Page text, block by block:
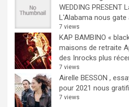
WEDDING PRESENT
L'Alabama nous gate
7 views
KAP BAMBINO «
maisons de retraite
des Inrocks plus
7 views
Airelle BESSON ,
pour 2021 nous
7 views